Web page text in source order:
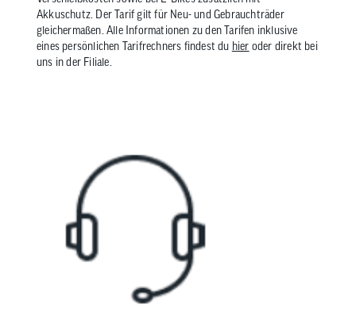
Akkuschutz. Der Tarif gilt für Neu- und Gebrauchträder
gleichermaßen. Alle Informationen zu den Tarifen inklusive
eines persönlichen Tarifrechners findest du hier oder direkt bei
uns in der Filiale.